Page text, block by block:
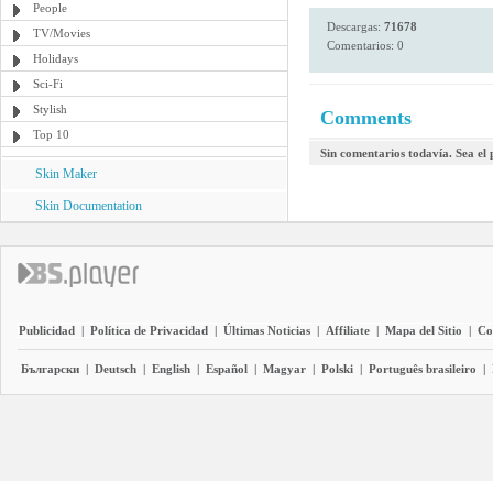
People
TV/Movies
Holidays
Sci-Fi
Stylish
Top 10
Skin Maker
Skin Documentation
Descargas: 71678
Comentarios: 0
Comments
Sin comentarios todavía. Sea
Publicidad | Política de Privacidad | Últimas Noticias | Affiliate | Mapa del Sitio |
Български | Deutsch | English | Español | Magyar | Polski | Português brasileiro |